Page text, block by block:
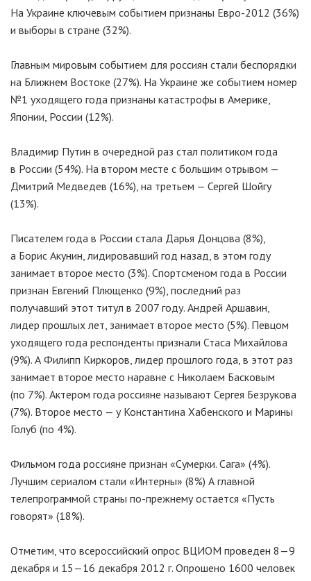
На Украине ключевым событием признаны Евро-2012 (36%)
и выборы в стране (32%).
Главным мировым событием для россиян стали беспорядки
на Ближнем Востоке (27%). На Украине же событием номер
№1 уходящего года признаны катастрофы в Америке,
Японии, России (12%).
Владимир Путин в очередной раз стал политиком года
в России (54%). На втором месте с большим отрывом —
Дмитрий Медведев (16%), на третьем — Сергей Шойгу
(13%).
Писателем года в России стала Дарья Донцова (8%),
а Борис Акунин, лидировавший год назад, в этом году
занимает второе место (3%). Спортсменом года в России
признан Евгений Плющенко (9%), последний раз
получавший этот титул в 2007 году. Андрей Аршавин,
лидер прошлых лет, занимает второе место (5%). Певцом
уходящего года респонденты признали Стаса Михайлова
(9%). А Филипп Киркоров, лидер прошлого года, в этот раз
занимает второе место наравне с Николаем Басковым
(по 7%). Актером года россияне называют Сергея Безрукова
(7%). Второе место — у Константина Хабенского и Марины
Голуб (по 4%).
Фильмом года россияне признан «Сумерки. Сага» (4%).
Лучшим сериалом стали «Интерны» (8%) А главной
телепрограммой страны по-прежнему остается «Пусть
говорят» (18%).
Отметим, что всероссийский опрос ВЦИОМ проведен 8—9
декабря и 15—16 декабря 2012 г. Опрошено 1600 человек